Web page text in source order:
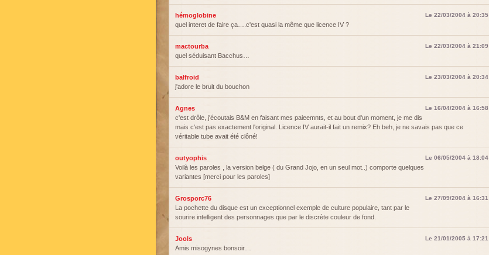
hémoglobine Le 22/03/2004 à 20:35
quel interet de faire ça….c'est quasi la même que licence IV ?
mactourba Le 22/03/2004 à 21:09
quel séduisant Bacchus…
balfroid Le 23/03/2004 à 20:34
j'adore le bruit du bouchon
Agnes Le 16/04/2004 à 16:58
c'est drôle, j'écoutais B&M en faisant mes paieemnts, et au bout d'un moment, je me dis
mais c'est pas exactement l'original. Licence IV aurait-il fait un remix? Eh beh, je ne savais pas que ce
véritable tube avait été clôné!
outyophis Le 06/05/2004 à 18:04
Voilà les paroles , la version belge ( du Grand Jojo, en un seul mot..) comporte quelques
variantes [merci pour les paroles]
Grosporc76 Le 27/09/2004 à 16:31
La pochette du disque est un exceptionnel exemple de culture populaire, tant par le
sourire intelligent des personnages que par le discrète couleur de fond.
Jools Le 21/01/2005 à 17:21
Amis misogynes bonsoir…